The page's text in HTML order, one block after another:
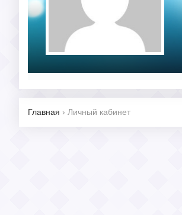
Главная › Личный кабинет